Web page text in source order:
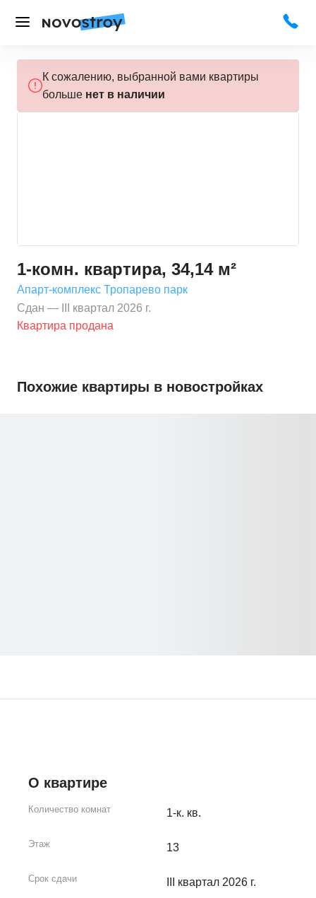
К сожалению, выбранной вами квартиры
больше нет в наличии
1-комн. квартира, 34,14 м²
Апарт-комплекс Тропарево парк
Сдан — III квартал 2026 г.
Квартира продана
Похожие квартиры в новостройках
О квартире
Количество комнат 1-к. кв.
Этаж 13
Срок сдачи III квартал 2026 г.